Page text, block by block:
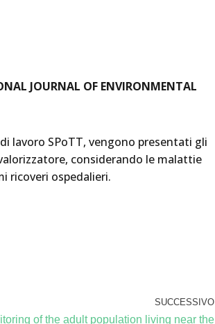
JOURNAL OF ENVIRONMENTAL
lavoro SPoTT, vengono presentati gli
considerando le malattie
ricoveri ospedalieri.
SUCCESSIVO
of the adult population living near the